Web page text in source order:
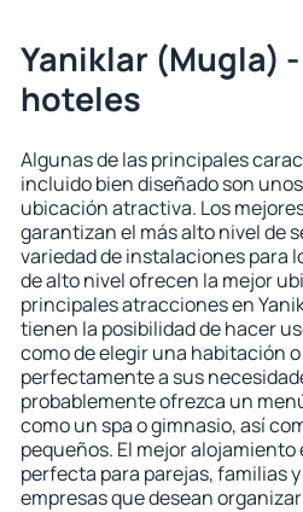
Yaniklar (Mugla)
hoteles
Algunas de las principales
incluido bien diseñado son
ubicación atractiva. Los
garantizan el más alto nivel de
variedad de instalaciones para
de alto nivel ofrecen la mejor
principales atracciones en
tienen la posibilidad de hacer
como de elegir una habitación
perfectamente a sus
probablemente ofrezca un
como un spa o gimnasio, así
pequeños. El mejor
perfecta para parejas, familias
empresas que desean